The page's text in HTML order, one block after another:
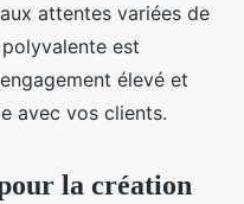
attentes variées de
est
élevé et
avec vos clients.
la création